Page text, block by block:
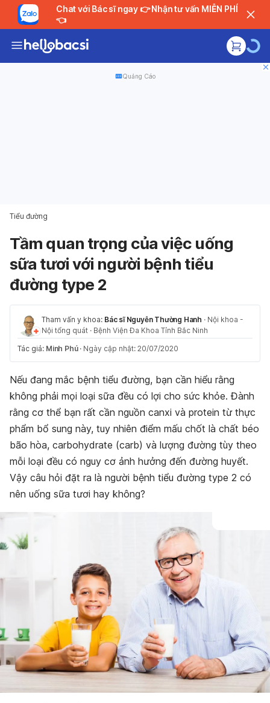
Chat với Bác sĩ ngay 👉 Nhận tư vấn MIỄN PHÍ
👈
Quảng Cáo
Tiểu đường
Tầm quan trọng của việc uống
sữa tươi với người bệnh tiểu
đường type 2
Tham vấn y khoa: Bác sĩ Nguyễn Thường Hanh · Nội khoa -
Nội tổng quát · Bệnh Viện Đa Khoa Tỉnh Bắc Ninh
Tác giả: Minh Phú · Ngày cập nhật: 20/07/2020
Nếu đang mắc bệnh tiểu đường, bạn cần hiểu rằng
không phải mọi loại sữa đều có lợi cho sức khỏe. Đành
rằng cơ thể bạn rất cần nguồn canxi và protein từ thực
phẩm bổ sung này, tuy nhiên điểm mấu chốt là chất béo
bão hòa, carbohydrate (carb) và lượng đường tùy theo
mỗi loại đều có nguy cơ ảnh hưởng đến đường huyết.
Vậy câu hỏi đặt ra là người bệnh tiểu đường type 2 có
nên uống sữa tươi hay không?